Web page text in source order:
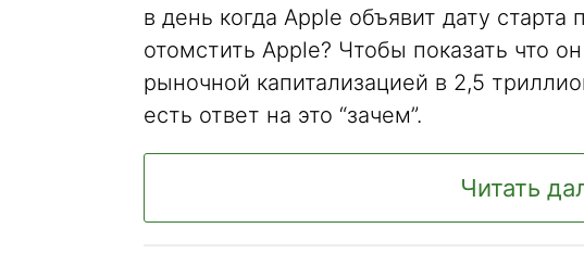
в день когда Apple объявит дату
отомстить Apple? Чтобы показать что
рыночной капитализацией в 2,5
есть ответ на это “зачем”.
Читать